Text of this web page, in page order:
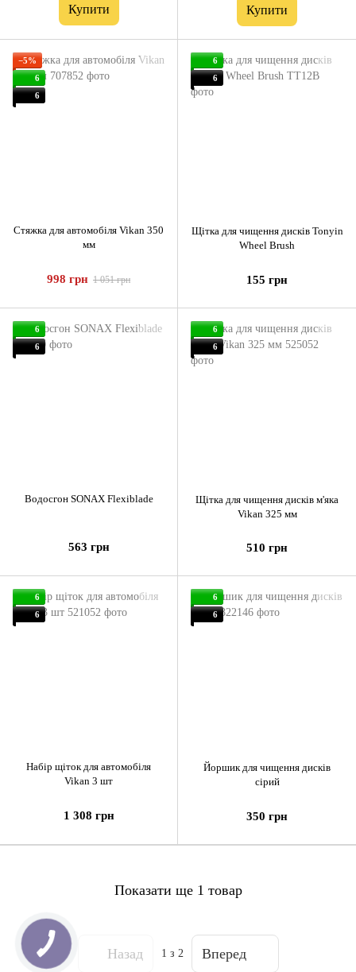
Купити Купити
−5%
6
6
Стяжка для автомобіля Vikan 350
мм
998 грн 1 051 грн
6
6
Щітка для чищення дисків Tonyin
Wheel Brush
155 грн
6
6
Водосгон SONAX Flexiblade
563 грн
6
6
Щітка для чищення дисків м'яка
Vikan 325 мм
510 грн
6
6
Набір щіток для автомобіля
Vikan 3 шт
1 308 грн
6
6
Йоршик для чищення дисків
сірий
350 грн
Показати ще 1 товар
Назад 1 з 2 Вперед